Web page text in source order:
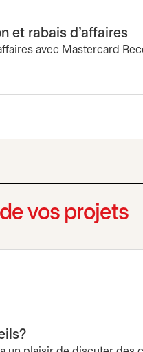
et rabais d’affaires
avec Mastercard
vos projets